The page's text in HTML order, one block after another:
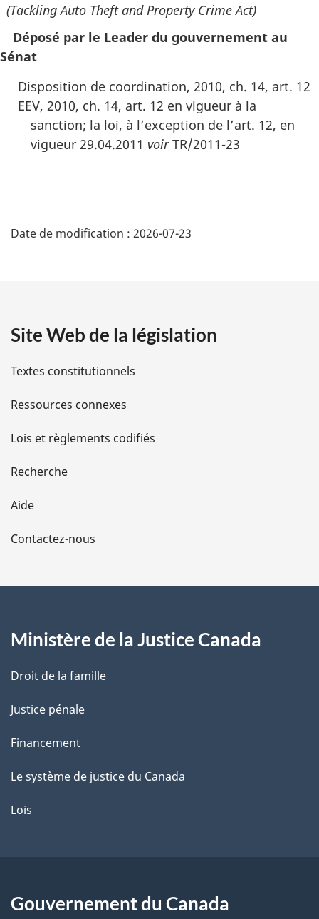
(Tackling Auto Theft and Property Crime Act)
Déposé par le Leader du gouvernement au
Sénat
Disposition de coordination, 2010, ch. 14, art. 12
EEV, 2010, ch. 14, art. 12 en vigueur à la
sanction; la loi, à l’exception de l’art. 12, en
vigueur 29.04.2011 voirTR/2011-23
é
i
l
s
d
e
l
a
e
Date de modification : 2026-07-23
Site Web de la législation
Textes constitutionnels
Ressources connexes
Lois et règlements codifiés
Recherche
Aide
Contactez-nous
Ministère de la Justice Canada
Droit de la famille
Justice pénale
Financement
Le système de justice du Canada
Lois
Gouvernement du Canada